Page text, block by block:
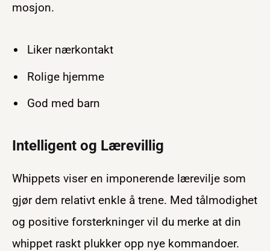
mosjon.
Liker nærkontakt
Rolige hjemme
God med barn
Intelligent og Lærevillig
Whippets viser en imponerende lærevilje som
gjør dem relativt enkle å trene. Med tålmodighet
og positive forsterkninger vil du merke at din
whippet raskt plukker opp nye kommandoer.